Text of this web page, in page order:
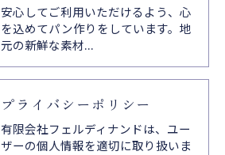
安心してご利用いただけるよう、心
を込めてパン作りをしています。地
元の新鮮な素材…
プライバシーポリシー
有限会社フェルディナンドは、ユー
ザーの個人情報を適切に取り扱いま